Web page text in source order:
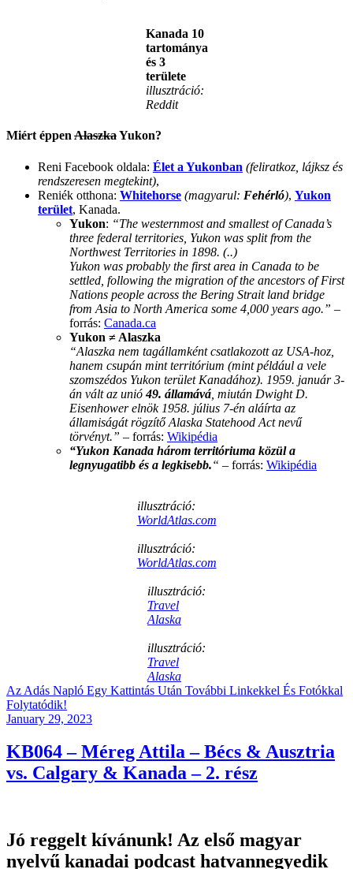
Kanada 10
tartománya
és 3
területe
illusztráció:
Reddit
Miért éppen AlaszkaYukon?
Reni Facebook oldala: Élet a Yukonban (feliratkoz, lájksz és
rendszeresen megtekint),
Reniék otthona: Whitehorse (magyarul: Fehérló), Yukon
terület, Kanada.
Yukon: “The westernmost and smallest of Canada’s
three federal territories, Yukon was split from the
Northwest Territories in 1898. (..)
Yukon was probably the first area in Canada to be
settled, following the migration of the ancestors of First
Nations people across the Bering Strait land bridge
from Asia to North America some 4,000 years ago.” –
forrás: Canada.ca
Yukon ≠ Alaszka
“Alaszka nem tagállamként csatlakozott az USA-hoz,
hanem csupán mint territórium (mint például a vele
szomszédos Yukon terület Kanadához). 1959. január 3-
án vált az unió49. államává , miután Dwight D.
Eisenhower elnök 1958. július 7-én aláírta az
államiságát rögzítő Alaska Statehood Act nevű
törvényt.” – forrás: Wikipédia
“Yukon Kanada három territóriuma közül a
legnyugatibb és a legkisebb.“ – forrás: Wikipédia
illusztráció:
WorldAtlas.com
illusztráció:
WorldAtlas.com
illusztráció:
Travel
Alaska
illusztráció:
Travel
Alaska
Az Adás Napló Egy Kattintás Után További Linkekkel És Fotókkal
Folytatódik!
Posted
January 29, 2023
KB064 – Méreg Attila – Bécs & Ausztria
vs. Calgary & Kanada – 2. rész
Jó reggelt kívánunk! Az első magyar
nyelvű kanadai podcast hatvannegyedik